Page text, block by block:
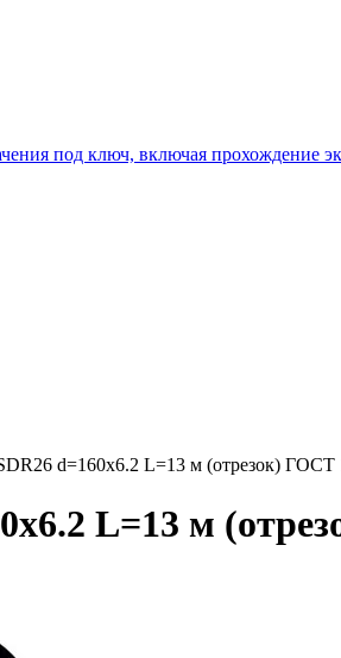
под ключ, включая
d=160х6.2 L=13 м (отрезок) ГОСТ
L=13 м